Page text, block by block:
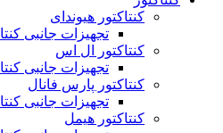
کنتاکتور هیوندای
تجهیزات جانبی
کنتاکتور ال اس
تجهیزات جانبی
کنتاکتور پارس فانال
تجهیزات جانبی
کنتاکتور هیمل